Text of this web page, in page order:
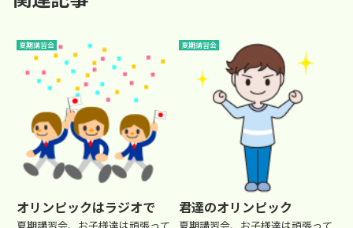
夏期講習会
オリンピックはラジオで
夏期講習会
君達のオリンピック